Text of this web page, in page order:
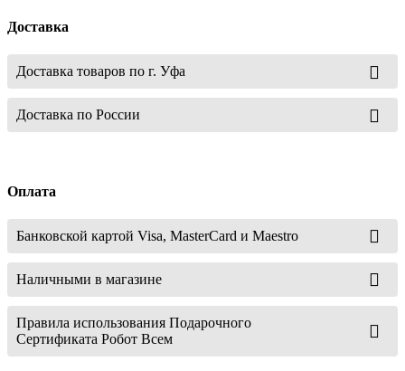
Доставка
Доставка товаров по г. Уфа
Доставка по России
Оплата
Банковской картой Visa, MasterCard и Maestro
Наличными в магазине
Правила использования Подарочного
Сертификата Робот Всем